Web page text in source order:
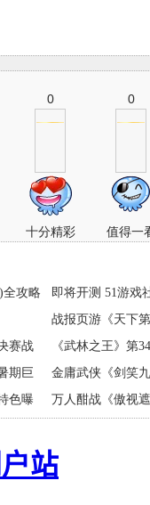
0
十分精彩
0
值得一
全攻略
即将开测 51游戏
战报页游《天下
赛战
《武林之王》第
期巨
金庸武侠《剑笑
色曝
万人酣战《傲视